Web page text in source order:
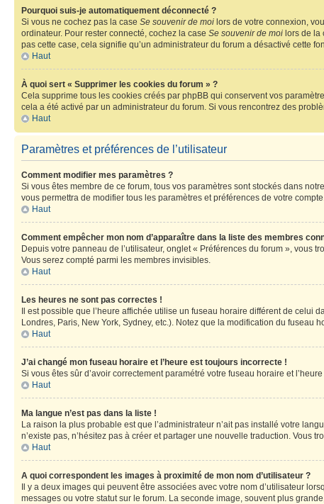
Pourquoi suis-je automatiquement déconnecté ?
Si vous ne cochez pas la case Se souvenir de moi lors de votre connexion,
ordinateur. Pour rester connecté, cochez la case Se souvenir de moi lors de
pas cette case, cela signifie qu’un administrateur du forum a désactivé cette
Haut
À quoi sert « Supprimer les cookies du forum » ?
Cela supprime tous les cookies créés par phpBB qui conservent vos
cela a été activé par un administrateur du forum. Si vous rencontrez des
Haut
Paramètres et préférences de l’utilisateur
Comment modifier mes paramètres ?
Si vous êtes membre de ce forum, tous vos paramètres sont stockés dans
vous permettra de modifier tous les paramètres et préférences de votre
Haut
Comment empêcher mon nom d’apparaître dans la liste des membres
Depuis votre panneau de l’utilisateur, onglet « Préférences du forum », vous
Vous serez compté parmi les membres invisibles.
Haut
Les heures ne sont pas correctes !
Il est possible que l’heure affichée utilise un fuseau horaire différent de celui
Londres, Paris, New York, Sydney, etc.). Notez que la modification du fuseau
Haut
J’ai changé mon fuseau horaire et l’heure est toujours incorrecte !
Si vous êtes sûr d’avoir correctement paramétré votre fuseau horaire et
Haut
Ma langue n’est pas dans la liste !
La raison la plus probable est que l’administrateur n’ait pas installé votre
n’existe pas, n’hésitez pas à créer et partager une nouvelle traduction. Vous
Haut
A quoi correspondent les images à proximité de mon nom d’utilisateur ?
Il y a deux images qui peuvent être associées avec votre nom d’utilisateur
messages ou votre statut sur le forum. La seconde image, souvent plus